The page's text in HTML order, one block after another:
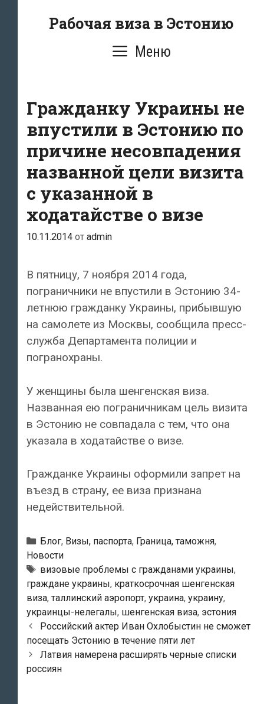
Рабочая виза в Эстонию
Меню
Гражданку Украины не
впустили в Эстонию по
причине несовпадения
названной цели визита
с указанной в
ходатайстве о визе
10.11.2014 от admin
В пятницу, 7 ноября 2014 года,
пограничники не впустили в Эстонию 34-
летнюю гражданку Украины, прибывшую
на самолете из Москвы, сообщила пресс-
служба Департамента полиции и
погранохраны.
У женщины была шенгенская виза.
Названная ею пограничникам цель визита
в Эстонию не совпадала с тем, что она
указала в ходатайстве о визе.
Гражданке Украины оформили запрет на
въезд в страну, ее виза признана
недействительной.
Рубрики
Блог, Визы, паспорта, Граница, таможня,
Новости
Метки
визовые проблемы с гражданами украины,
граждане украины, краткосрочная шенгенская
виза,таллинский аэропорт, украина, украину,
украинцы-нелегалы, шенгенская виза, эстония
Навигация
по
записям
Российский актер Иван Охлобыстин не сможет
посещать Эстонию в течение пяти лет
Латвия намерена расширять черные списки
россиян